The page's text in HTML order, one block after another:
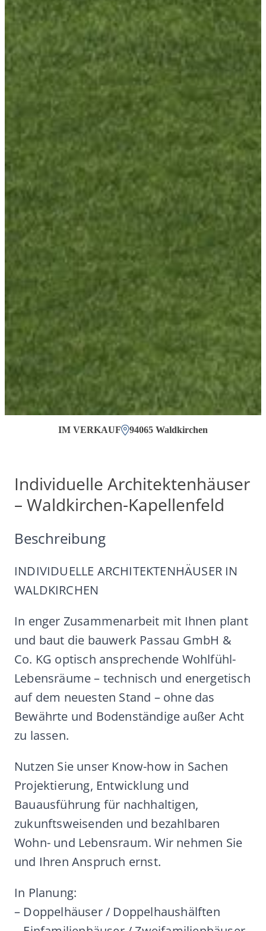
IM VERKAUF 94065 Waldkirchen
Individuelle Architektenhäuser
– Waldkirchen-Kapellenfeld
Beschreibung
INDIVIDUELLE ARCHITEKTENHÄUSER IN
WALDKIRCHEN
In enger Zusammenarbeit mit Ihnen plant
und baut die bauwerk Passau GmbH &
Co. KG optisch ansprechende Wohlfühl-
Lebensräume – technisch und energetisch
auf dem neuesten Stand – ohne das
Bewährte und Bodenständige außer Acht
zu lassen.
Nutzen Sie unser Know-how in Sachen
Projektierung, Entwicklung und
Bauausführung für nachhaltigen,
zukunftsweisenden und bezahlbaren
Wohn- und Lebensraum. Wir nehmen Sie
und Ihren Anspruch ernst.
In Planung:
– Doppelhäuser / Doppelhaushälften